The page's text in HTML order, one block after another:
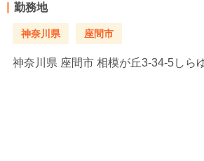
勤務地
神奈川県 座間市
神奈川県 座間市 相模が丘3-34-5しら